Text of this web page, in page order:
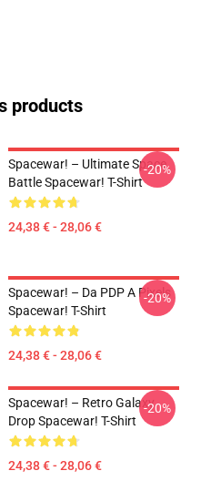
products
Spacewar! – Ultimate Space
Battle Spacewar! T-Shirt
24,38 € - 28,06 €
-20%
Spacewar! – Da PDP A Pixels
Spacewar! T-Shirt
24,38 € - 28,06 €
-20%
Spacewar! – Retro Galaxy
Drop Spacewar! T-Shirt
24,38 € - 28,06 €
-20%